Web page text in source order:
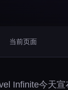
当前页面
Infinite今天